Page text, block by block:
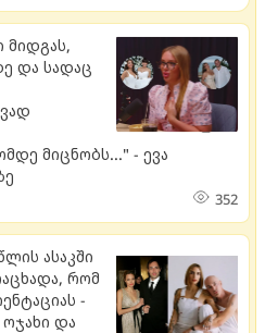
მიდგას,
და სადაც
მიცნობს..." - ევა
352
ასაკში
რომ
-
და